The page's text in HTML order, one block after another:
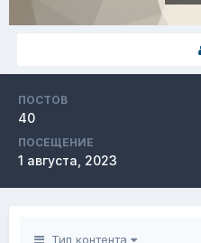
ПОСТОВ
40
ПОСЕЩЕНИЕ
1 августа, 2023
Тип контента